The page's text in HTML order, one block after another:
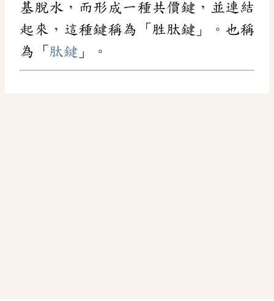
基脫水，而形成一種共價鍵，並連結
起來，這種鍵稱為「胜肽鍵」。也稱
為「 肽鍵 」。